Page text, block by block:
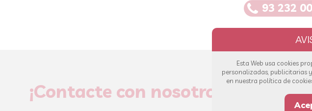
93 232
¡Contacte con nosotros!
Esta Web usa cookies
personalizadas, publicitarias
en nuestra política de